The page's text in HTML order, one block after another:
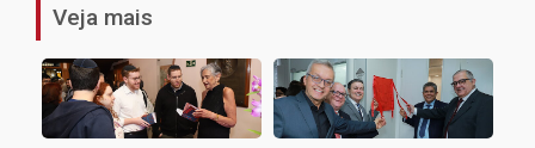
Veja mais